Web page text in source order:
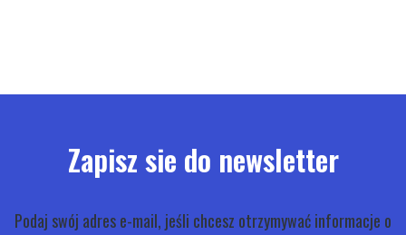
Zapisz sie do newsletter
Podaj swój adres e-mail, jeśli chcesz otrzymywać informacje o